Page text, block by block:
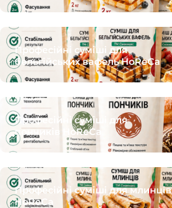
Професійні суміші для
бельгійських вафель HoReCa
Професійні суміші для
пончиків HoReCa
Професійні суміші для млинців
HoReCa